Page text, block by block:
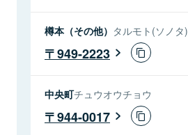
樽本（その他） タルモト(ソノタ)
949-2223
中央町チュウオウチョウ
944-0017